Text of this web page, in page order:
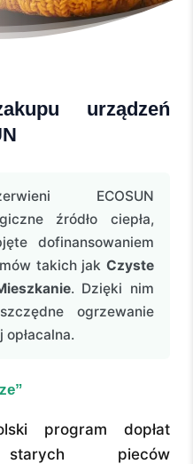
urządzeń
ECOSUN
źródło ciepła,
dofinansowaniem
takich jak Czyste
. Dzięki nim
ogrzewanie
program dopłat
pieców